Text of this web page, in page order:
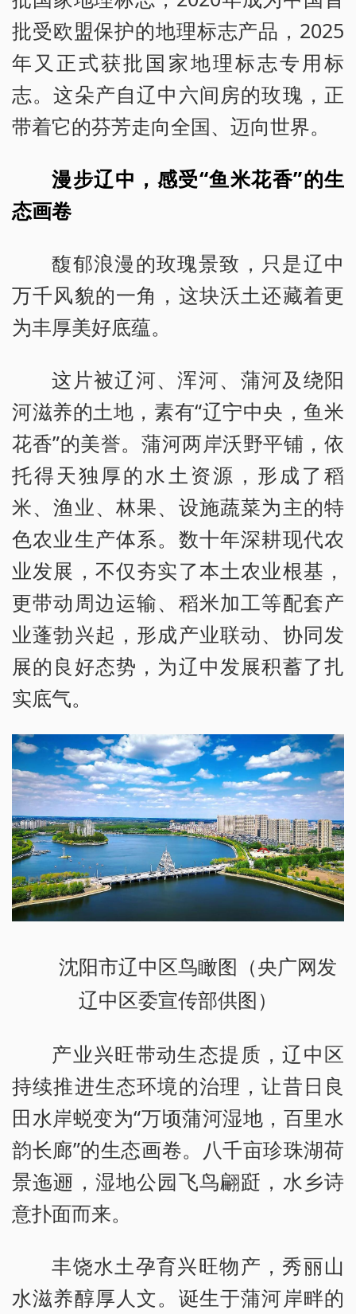
批受欧盟保护的地理标志产品，2025
年又正式获批国家地理标志专用标
志。这朵产自辽中六间房的玫瑰，正
带着它的芬芳走向全国、迈向世界。
漫步辽中，感受“鱼米花香”的生
态画卷
馥郁浪漫的玫瑰景致，只是辽中
万千风貌的一角，这块沃土还藏着更
为丰厚美好底蕴。
这片被辽河、浑河、蒲河及绕阳
河滋养的土地，素有“辽宁中央，鱼米
花香”的美誉。蒲河两岸沃野平铺，依
托得天独厚的水土资源，形成了稻
米、渔业、林果、设施蔬菜为主的特
色农业生产体系。数十年深耕现代农
业发展，不仅夯实了本土农业根基，
更带动周边运输、稻米加工等配套产
业蓬勃兴起，形成产业联动、协同发
展的良好态势，为辽中发展积蓄了扎
实底气。
沈阳市辽中区鸟瞰图（央广网发
辽中区委宣传部供图）
产业兴旺带动生态提质，辽中区
持续推进生态环境的治理，让昔日良
田水岸蜕变为“万顷蒲河湿地，百里水
韵长廊”的生态画卷。八千亩珍珠湖荷
景迤逦，湿地公园飞鸟翩跹，水乡诗
意扑面而来。
丰饶水土孕育兴旺物产，秀丽山
水滋养醇厚人文。诞生于蒲河岸畔的